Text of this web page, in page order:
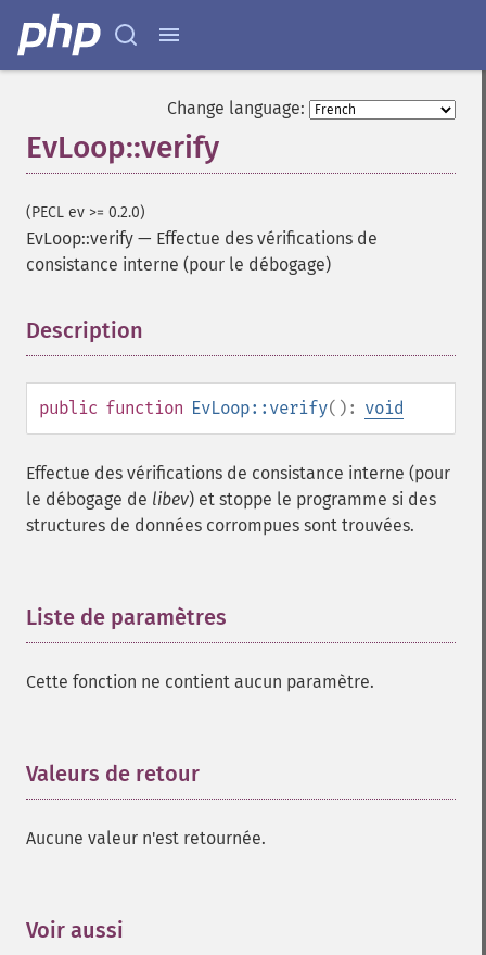
Change language:
EvLoop::verify
(PECL ev >= 0.2.0)
EvLoop::verify — Effectue des vérifications de
consistance interne (pour le débogage)
Description
public function EvLoop::verify(): void
Effectue des vérifications de consistance interne (pour
le débogage de libev) et stoppe le programme si des
structures de données corrompues sont trouvées.
Liste de paramètres
Cette fonction ne contient aucun paramètre.
Valeurs de retour
Aucune valeur n'est retournée.
Voir aussi